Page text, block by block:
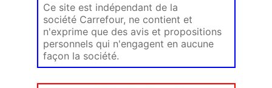
Ce site est indépendant de la
société Carrefour, ne contient et
n'exprime que des avis et propositions
personnels qui n'engagent en aucune
façon la société.